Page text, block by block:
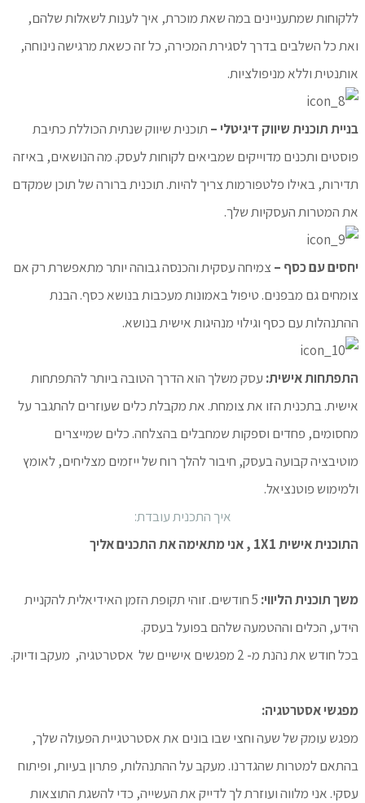
ללקוחות שמתעניינים במה שאת מוכרת, איך לענות לשאלות שלהם,
ואת כל השלבים בדרך לסגירת המכירה, כל זה כשאת מרגישה נינוחה,
אותנטית וללא מניפולציות.
בניית תוכנית שיווק דיגיטלי – תוכנית שיווק שנתית הכוללת כתיבת
פוסטים ותכנים מדוייקים שמביאים לקוחות לעסק. מה הנושאים, באיזה
תדירות, באילו פלטפורמות צריך להיות. תוכנית ברורה של תוכן שמקדם
את המטרות העסקיות שלך.
יחסים עם כסף – צמיחה עסקית והכנסה גבוהה יותר מתאפשרת רק אם
צומחים גם מבפנים. טיפול באמונות מעכבות בנושא כסף. הבנת
ההתנהלות עם כסף וגילוי מנהיגות אישית בנושא.
התפתחות אישית: עסק משלך הוא הדרך הטובה ביותר להתפתחות
אישית. בתכנית הזו את צומחת. את מקבלת כלים שעוזרים להתגבר על
מחסומים, פחדים וספקות שמחבלים בהצלחה. כלים שמייצרים
מוטיבציה קבועה בעסק, חיבור להלך רוח של ייזמים מצליחים, לאומץ
ולמימוש פוטנציאל.
איך התכנית עובדת:
התוכנית אישית 1X1 , אני מתאימה את התכנים אליך
משך תוכנית הליווי:
5 חודשים. זוהי תקופת הזמן האידיאלית להקניית
הידע, הכלים וההטמעה שלהם בפועל בעסק.
בכל חודש את נהנת מ- 2 מפגשים אישיים של אסטרטגיה, מעקב ודיוק.
מפגשי אסטרטגיה:
מפגש עומק של שעה וחצי שבו בונים את אסטרטגיית הפעולה שלך,
בהתאם למטרות שהגדרנו. מעקב על ההתנהלות, פתרון בעיות, ופיתוח
עסקי. אני מלווה ועוזרת לך לדייק את העשייה, כדי להשגת התוצאות